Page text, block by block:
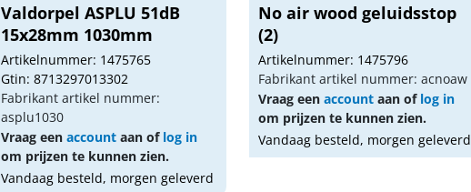
Valdorpel ASPLU 51dB
15x28mm 1030mm
Artikelnummer: 1475765
Gtin: 8713297013302
Fabrikant artikel nummer:
asplu1030
Vraag een accountaan of log in
om prijzen te kunnen zien.
Vandaag besteld, morgen geleverd
No air wood geluidsstop
(2)
Artikelnummer: 1475796
Fabrikant artikel nummer: acnoaw
Vraag eenaccount aan of log in
om prijzen te kunnen zien.
Vandaag besteld, morgen geleverd